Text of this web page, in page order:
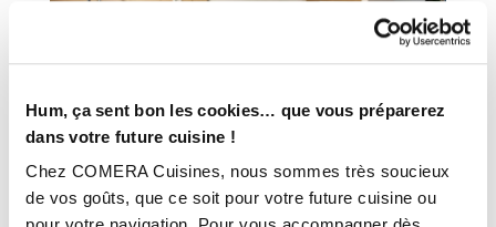
Hum, ça sent bon les cookies… que vous préparerez
dans votre future cuisine !
Chez COMERA Cuisines, nous sommes très soucieux
de vos goûts, que ce soit pour votre future cuisine ou